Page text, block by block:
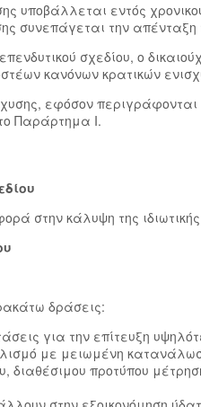
υποβάλλεται εντός
συνεπάγεται την απένταξη
σχεδίου, ο
κανόνων κρατικών
εφόσον
Παράρτημα Ι.
στην κάλυψη της
δράσεις:
για την επίτευξη
με μειωμένη
διαθέσιμου προτύπου